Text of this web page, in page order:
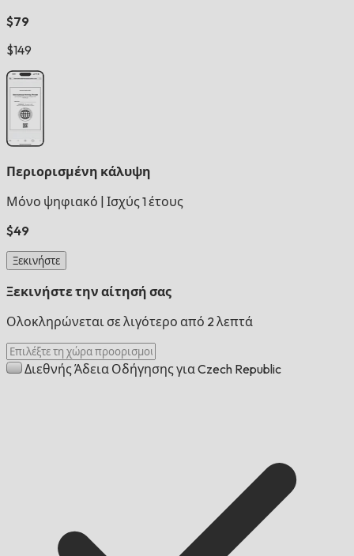
$79
$149
Περιορισμένη κάλυψη
Μόνο ψηφιακό Ισχύς 1 έτους
$49
Ξεκινήστε
Ξεκινήστε την αίτησή σας
Ολοκληρώνεται σε λιγότερο από 2 λεπτά
Διεθνής Άδεια Οδήγησης για Czech Republic